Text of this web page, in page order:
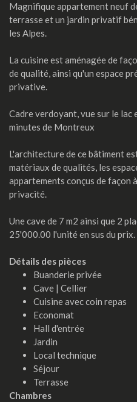
Magnifique appartement neuf
terrasse et un jardin privatif
les Alpes.
La cuisine est aménagée de
de qualité, ainsi qu'un espace
privative.
Cadre verdoyant, vue sur le lac
minutes de Montreux
L'architecture de ce bâtiment
matériaux de qualités, les
appartements conçus de façon
privacité.
Une cave de 7 m2 ainsi que 2
25'000.00 l'unité en sus du prix.
Détails des pièces
Buanderie privée
Cave | Cellier
Cuisine avec coin repas
Economat
Hall d'entrée
Jardin
Local technique
Séjour
Terrasse
Chambres